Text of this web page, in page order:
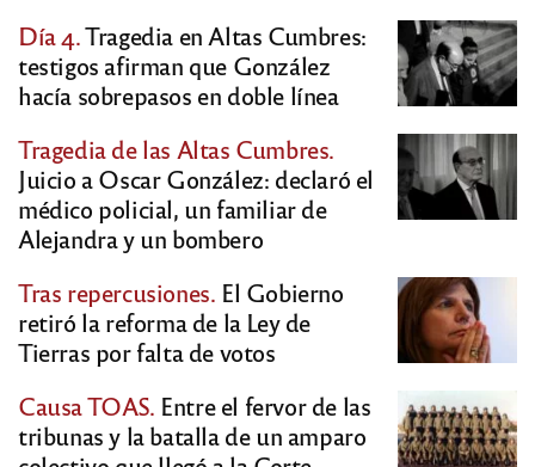
Día 4.Tragedia en Altas Cumbres:
testigos afirman que González
hacía sobrepasos en doble línea
Tragedia de las Altas Cumbres.
Juicio a Oscar González: declaró el
médico policial, un familiar de
Alejandra y un bombero
Tras repercusiones. El Gobierno
retiró la reforma de la Ley de
Tierras por falta de votos
Causa TOAS. Entre el fervor de las
tribunas y la batalla de un amparo